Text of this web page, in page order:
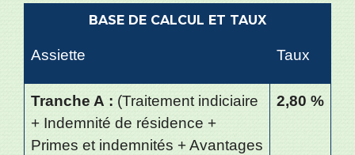
BASE DE CALCUL ET TAUX
Assiette Taux
Tranche A : (Traitement indiciaire
+ Indemnité de résidence +
Primes et indemnités + Avantages
2,80 %